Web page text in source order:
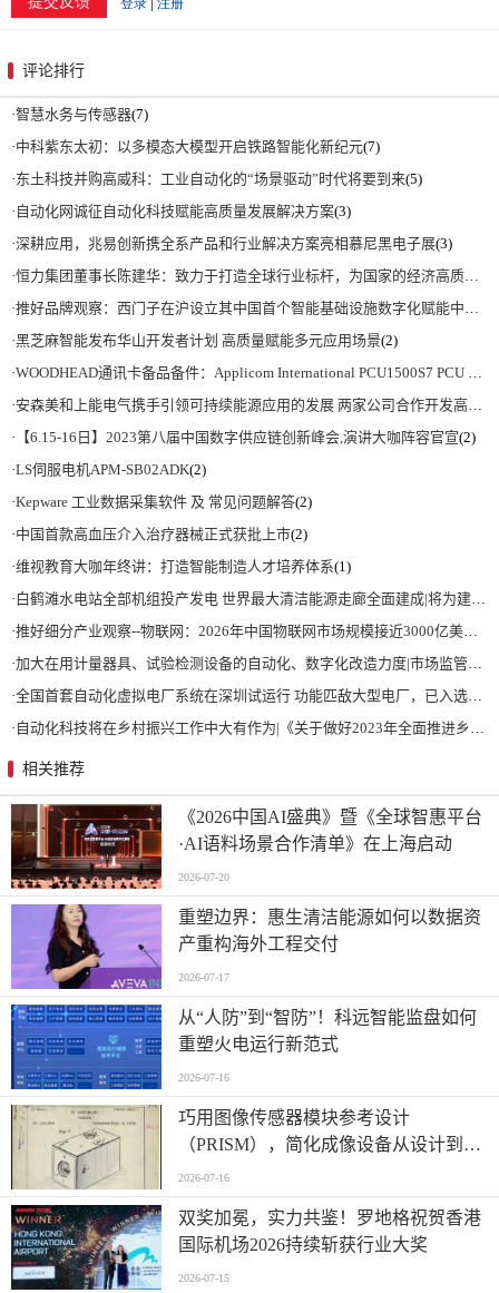
评论排行
·智慧水务与传感器(7)
·中科紫东太初：以多模态大模型开启铁路智能化新纪元(7)
·东土科技并购高威科：工业自动化的“场景驱动”时代将要到来(5)
· 自动化网诚征自动化科技赋能高质量发展解决方案(3)
·深耕应用，兆易创新携全系产品和行业解决方案亮相慕尼黑电子展(3)
·恒力集团董事长陈建华：致力于打造全球行业标杆，为国家的经济高质量发展贡献更大力量|上海电气集团党委书记、董事长吴磊来访
·推好品牌观察：西门子在沪设立其中国首个智能基础设施数字化赋能中心
·黑芝麻智能发布华山开发者计划 高质量赋能多元应用场景(2)
·WOODHEAD通讯卡备品备件：Applicom International PCU1500S7 PCU 1500 S7 V4.5.0
·安森美和上能电气携手引领可持续能源应用的发展 两家公司合作开发高性能储能和太阳能组串式逆变器方案 以实现可持续的未来
· 【6.15-16日】2023第八届中国数字供应链创新峰会,演讲大咖阵容官宣(2)
·LS伺服电机APM-SB02ADK(2)
·Kepware 工业数据采集软件 及 常见问题解答(2)
·中国首款高血压介入治疗器械正式获批上市(2)
·维视教育大咖年终讲：打造智能制造人才培养体系(1)
·白鹤滩水电站全部机组投产发电 世界最大清洁能源走廊全面建成|将为建设新型能源体系、保障国家能源安全、实现“双碳”目标提供有力支撑
·推好细分产业观察--物联网：2026年中国物联网市场规模接近3000亿美元 智慧工厂、智慧城市、智慧电网等将占60%以上
·加大在用计量器具、试验检测设备的自动化、数字化改造力度|市场监管总局 工业和信息化部 关于促进企业计量能力提升的指导意见
·全国首套自动化虚拟电厂系统在深圳试运行 功能匹敌大型电厂，已入选国际典型案例
· 自动化科技将在乡村振兴工作中大有作为|《关于做好2023年全面推进乡村振兴重点工作的意见》发布
相关推荐
《2026中国AI盛典》暨《全球智惠平台
·AI语料场景合作清单》在上海启动
2026-07-20
重塑边界：惠生清洁能源如何以数据资
产重构海外工程交付
2026-07-17
从“人防”到“智防”！科远智能监盘如何
重塑火电运行新范式
2026-07-16
巧用图像传感器模块参考设计
（PRISM），简化成像设备从设计到制
造的全流程
2026-07-16
双奖加冕，实力共鉴！罗地格祝贺香港
国际机场2026持续斩获行业大奖
2026-07-15